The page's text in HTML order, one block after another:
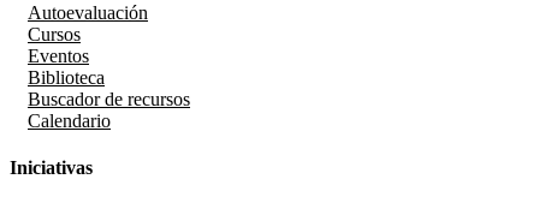
Autoevaluación
Cursos
Eventos
Biblioteca
Buscador de recursos
Calendario
Iniciativas